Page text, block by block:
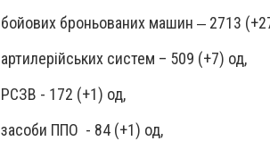
бойових броньованих машин ‒ 2713
артилерійських систем – 509 (+7) од,
РСЗВ - 172 (+1) од,
засоби ППО - 84 (+1) од,